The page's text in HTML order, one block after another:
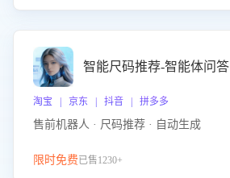
智能尺码推荐-智能体问答
淘宝 | 京东 | 抖音 | 拼多多
售前机器人 · 尺码推荐 · 自动生成
限时免费已售1230+